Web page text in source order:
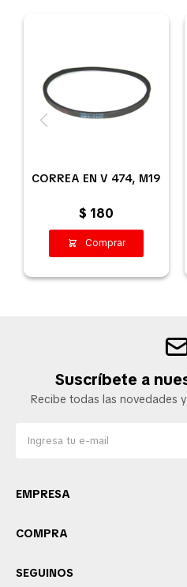
CORREA EN V 474, M19
$ 180
Suscríbete a
Recibe todas las novedades
EMPRESA
COMPRA
SEGUINOS